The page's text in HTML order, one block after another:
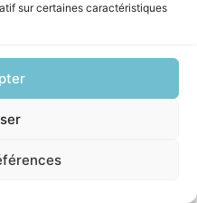
sur certaines caractéristiques